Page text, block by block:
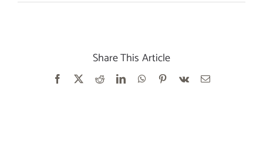
Share This Article
Facebook RedditLinkedInWhatsApp
Pinterest
Vk
E-